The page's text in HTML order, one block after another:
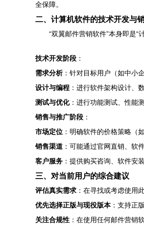
全保障。
二、计算机软件的技术开发与
“双翼邮件营销软件”本身即是“
技术开发阶段 ：
需求分析：针对目标用户（如中小
设计与编程 ：进行软件架构设计、
测试与优化：进行功能测试、性能
销售与推广阶段 ：
市场定位 ：明确软件的价格策略（
销售渠道 ：可能通过官网直销、软
客户服务 ：提供购买咨询、软件安
三、对当前用户的综合建议
评估真实需求 ：在寻找或考虑使用
优先选择正版与现役版本：支持正
关注合规性 ：在使用任何邮件营销